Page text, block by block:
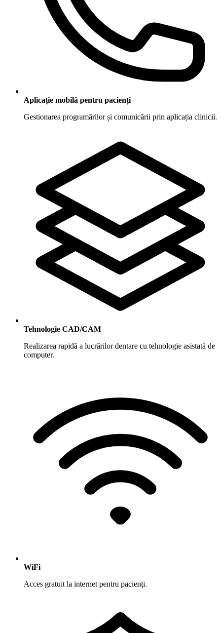
Aplicație mobilă pentru pacienți
Gestionarea programărilor și comunicării prin aplicația clinicii.
Tehnologie CAD/CAM
Realizarea rapidă a lucrărilor dentare cu tehnologie asistată de
computer.
WiFi
Acces gratuit la internet pentru pacienți.